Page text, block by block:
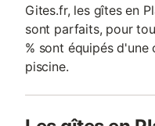
Gites.fr, les gîtes en
sont parfaits, pour
% sont équipés d'une
piscine.